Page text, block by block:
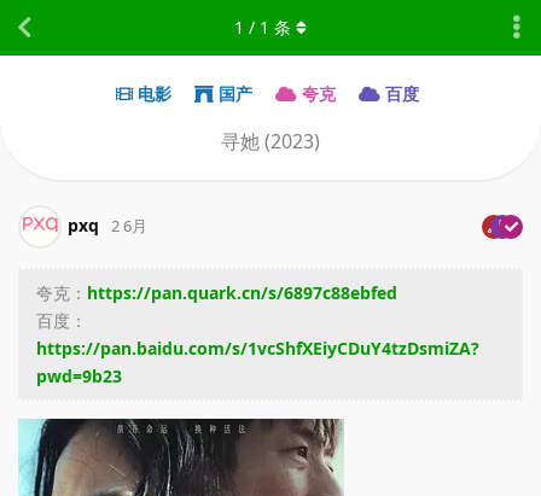
电影 国产 夸克 百度
寻她 (2023)
1 / 1 条
pxq 2 6月
夸克： https://pan.quark.cn/s/6897c88ebfed
百度：
https://pan.baidu.com/s/1vcShfXEiyCDuY4tzDsmiZA?
pwd=9b23